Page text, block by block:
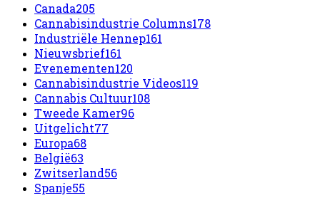
Canada205
Cannabisindustrie Columns178
Industriële Hennep161
Nieuwsbrief161
Evenementen120
Cannabisindustrie Videos119
Cannabis Cultuur108
Tweede Kamer96
Uitgelicht77
Europa68
België63
Zwitserland56
Spanje55